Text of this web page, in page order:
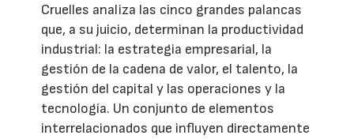
Cruelles analiza las cinco grandes palancas
que, a su juicio, determinan la productividad
industrial: la estrategia empresarial, la
gestión de la cadena de valor, el talento, la
gestión del capital y las operaciones y la
tecnología. Un conjunto de elementos
interrelacionados que influyen directamente